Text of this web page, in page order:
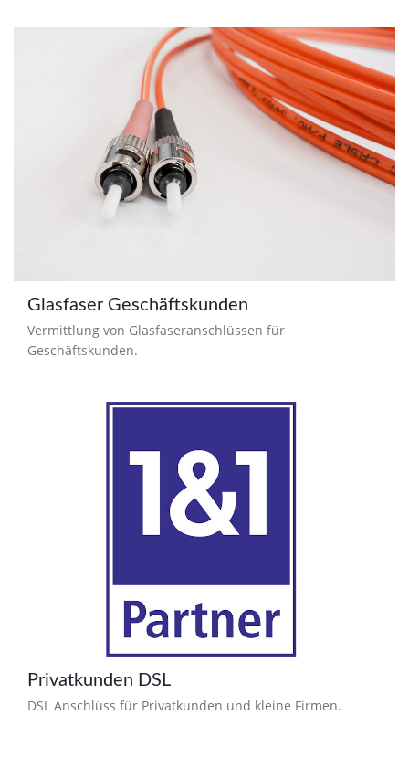
Glasfaser Geschäftskunden
Vermittlung von Glasfaseranschlüssen für
Geschäftskunden.
Privatkunden DSL
DSL Anschlüss für Privatkunden und kleine Firmen.